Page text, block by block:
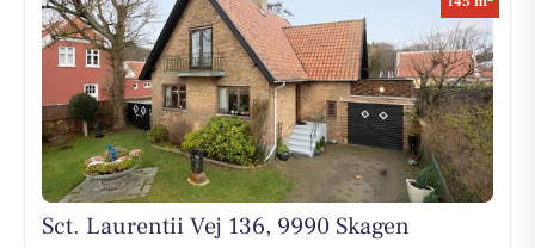
Sct. Laurentii Vej 136, 9990 Skagen